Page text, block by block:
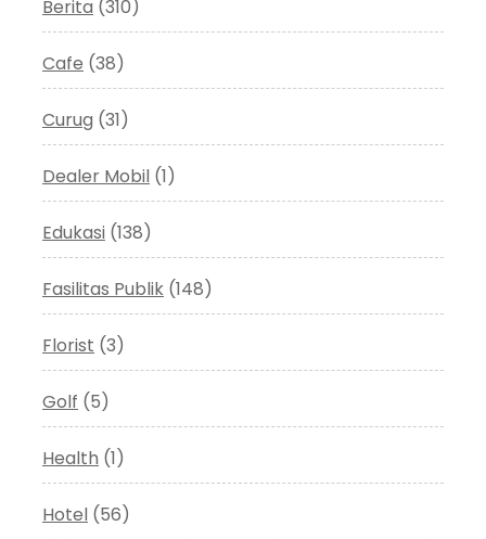
Berita (310)
Cafe (38)
Curug (31)
Dealer Mobil (1)
Edukasi (138)
Fasilitas Publik (148)
Florist (3)
Golf (5)
Health (1)
Hotel (56)